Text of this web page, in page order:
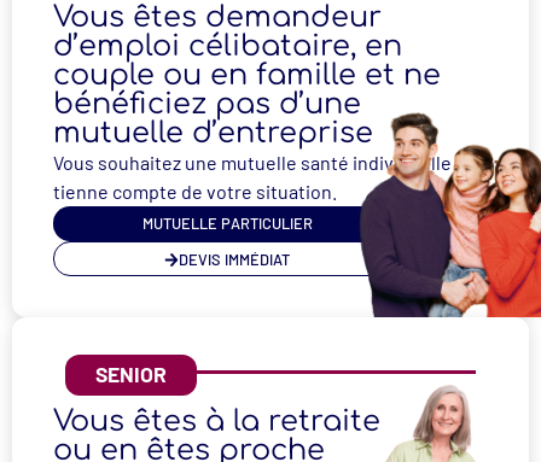
Vous êtes demandeur
d’emploi célibataire, en
couple ou en famille et ne
bénéficiez pas d’une
mutuelle d’entreprise
Vous souhaitez une mutuelle santé individuelle qui
tienne compte de votre situation.
MUTUELLE PARTICULIER
DEVIS IMMÉDIAT
SENIOR
Vous êtes à la retraite
ou en êtes proche